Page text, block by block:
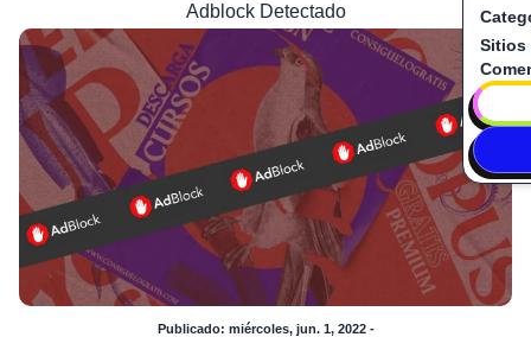
Sitios
Adblock Detectado
Publicado: miércoles, jun. 1, 2022 -